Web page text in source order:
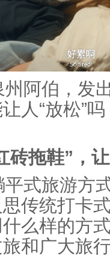
阿伯，发
人“放松”
砖拖鞋”，
式旅游方
传统打卡
么样的方
和广大旅